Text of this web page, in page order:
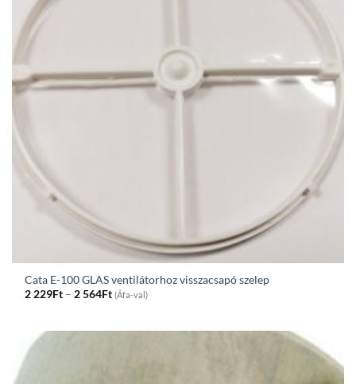
Cata E-100 GLAS ventilátorhoz visszacsapó szelep
2 229Ft – 2 564FtPrice
range:
through
(Áfa-val)